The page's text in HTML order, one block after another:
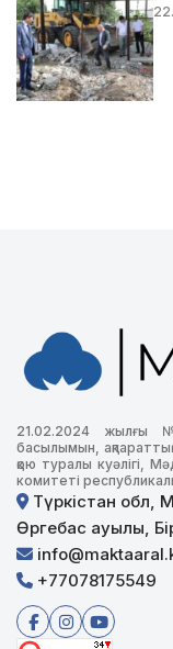
21.02.2024 жылғы
басылымын,
қою туралы куәлігі,
комитеті
Түркістан обл,
Өргебас ауылы,
+77078175549